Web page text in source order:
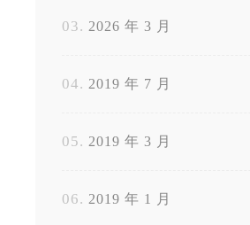
2026 年 3 月
2019 年 7 月
2019 年 3 月
2019 年 1 月